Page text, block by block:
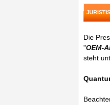
Die
"OEM-
steht